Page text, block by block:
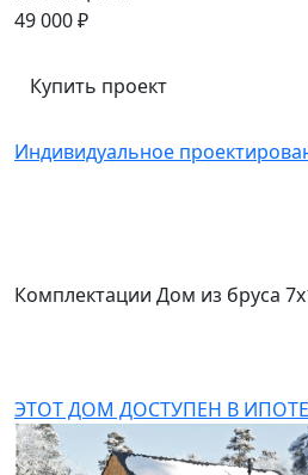
49 000 ₽
Купить проект
Индивидуальное
Комплектации Дом из бруса
ЭТОТ ДОМ ДОСТУПЕН В